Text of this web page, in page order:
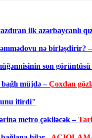
ilk azərbaycanlı
nə birləşdirir?
son
müjdə –Çoxdan
itirdi"
metro çəkiləcək –